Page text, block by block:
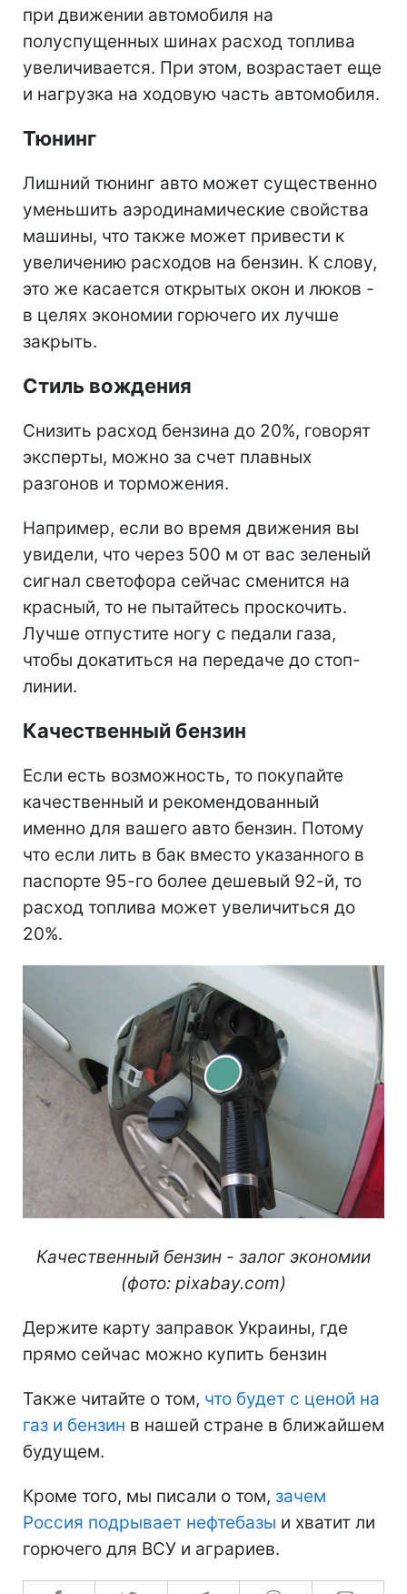
при движении автомобиля на
полуспущенных шинах расход топлива
увеличивается. При этом, возрастает еще
и нагрузка на ходовую часть автомобиля.
Тюнинг
Лишний тюнинг авто может существенно
уменьшить аэродинамические свойства
машины, что также может привести к
увеличению расходов на бензин. К слову,
это же касается открытых окон и люков -
в целях экономии горючего их лучше
закрыть.
Стиль вождения
Снизить расход бензина до 20%, говорят
эксперты, можно за счет плавных
разгонов и торможения.
Например, если во время движения вы
увидели, что через 500 м от вас зеленый
сигнал светофора сейчас сменится на
красный, то не пытайтесь проскочить.
Лучше отпустите ногу с педали газа,
чтобы докатиться на передаче до стоп-
линии.
Качественный бензин
Если есть возможность, то покупайте
качественный и рекомендованный
именно для вашего авто бензин. Потому
что если лить в бак вместо указанного в
паспорте 95-го более дешевый 92-й, то
расход топлива может увеличиться до
20%.
Качественный бензин - залог экономии
(фото: pixabay.com)
Держите карту заправок Украины, где
прямо сейчас можно купить бензин
Также читайте о том, что будет с ценой на
газ и бензин в нашей стране в ближайшем
будущем.
Кроме того, мы писали о том, зачем
Россия подрывает нефтебазы и хватит ли
горючего для ВСУ и аграриев.